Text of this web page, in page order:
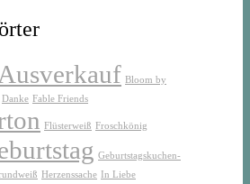
Ausverkauf Bloom by
Danke Fable Friends
Flüsterweiß Froschkönig
Geburtstagskuchen-
Herzenssache In Liebe